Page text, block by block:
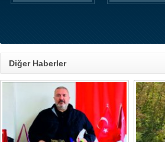
Diğer Haberler